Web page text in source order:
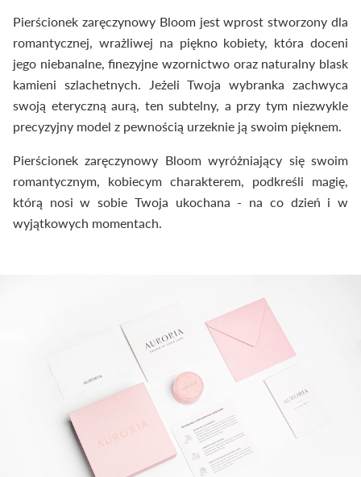
Pierścionek zaręczynowy Bloom jest wprost stworzony dla
romantycznej, wrażliwej na piękno kobiety, która doceni
jego niebanalne, finezyjne wzornictwo oraz naturalny blask
kamieni szlachetnych. Jeżeli Twoja wybranka zachwyca
swoją eteryczną aurą, ten subtelny, a przy tym niezwykle
precyzyjny model z pewnością urzeknie ją swoim pięknem.
Pierścionek zaręczynowy Bloom wyróżniający się swoim
romantycznym, kobiecym charakterem, podkreśli magię,
którą nosi w sobie Twoja ukochana - na co dzień i w
wyjątkowych momentach.